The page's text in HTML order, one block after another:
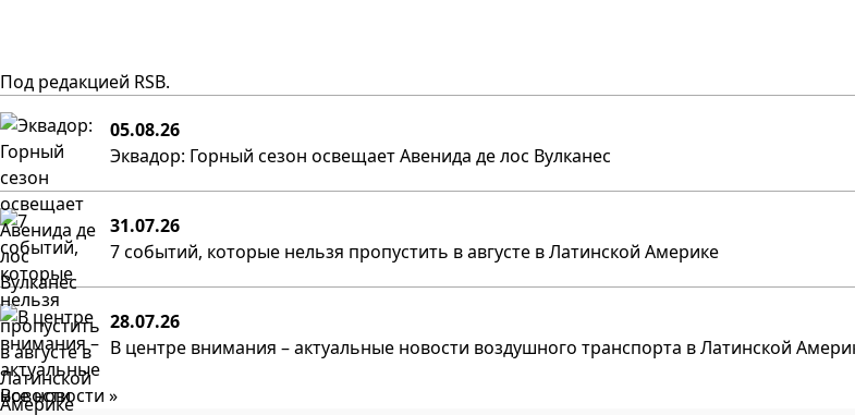
Под редакцией RSB.
05.08.26
Эквадор: Горный сезон освещает Авенида де лос Вулканес
31.07.26
7 событий, которые нельзя пропустить в августе в Латинской Америке
28.07.26
В центре внимания – актуальные новости воздушного транспорта в Латинской
Все новости »